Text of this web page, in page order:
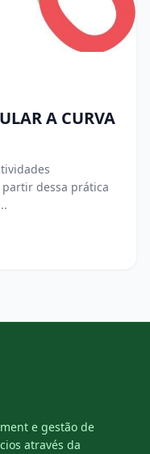
A CURVA
dessa prática
e gestão de
através da